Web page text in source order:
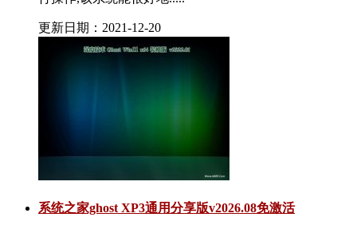
更新日期：2021-12-20
系统之家ghost XP3通用分享版v2026.08免激活